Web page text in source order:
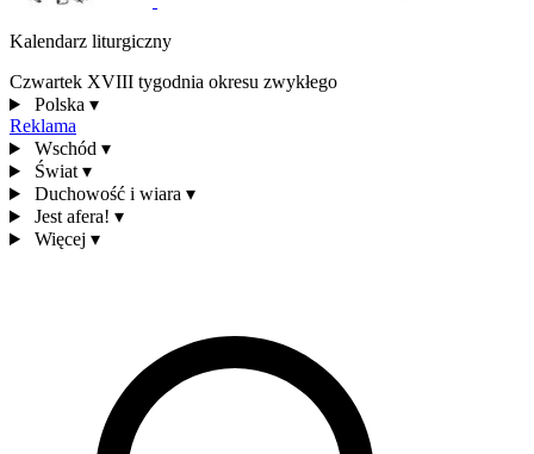
Kalendarz liturgiczny
Czwartek XVIII tygodnia okresu zwykłego
Polska ▾
Reklama
Wschód ▾
Świat ▾
Duchowość i wiara ▾
Jest afera! ▾
Więcej ▾